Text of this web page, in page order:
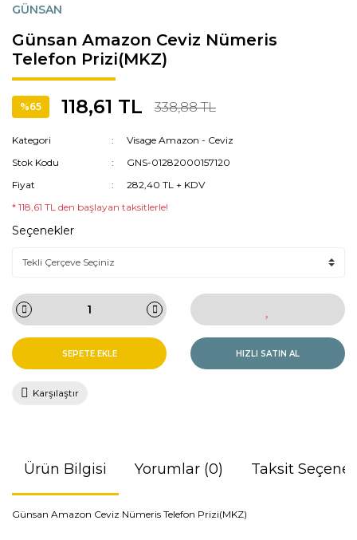
GÜNSAN
Günsan Amazon Ceviz Nümeris
Telefon Prizi(MKZ)
%65 118,61 TL 338,88 TL
Kategori
Visage Amazon - Ceviz
Stok Kodu
GNS-01282000157120
Fiyat
282,40 TL + KDV
* 118,61 TL den başlayan taksitlerle!
Seçenekler
SEPETE EKLE HIZLI SATIN AL
Karşılaştır
Ürün Bilgisi Yorumlar (0) Taksit
Günsan Amazon Ceviz Nümeris Telefon Prizi(MKZ)